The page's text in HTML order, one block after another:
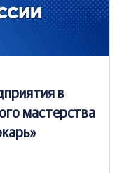
в
мастерства